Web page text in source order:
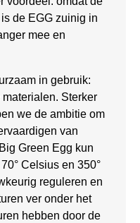
de EGG zuinig in
mee en
in gebruik:
Sterker
we de ambitie om
van
Green Egg kun
Celsius en 350°
reguleren en
ver onder het
hebben door de